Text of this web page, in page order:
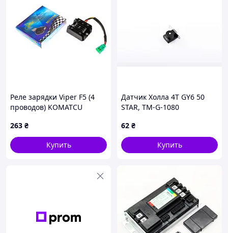
Реле зарядки Viper F5 (4
проводов) KOMATCU
263 ₴
Купить
Датчик Холла 4T GY6 50
STAR, TM-G-1080
62 ₴
Купить